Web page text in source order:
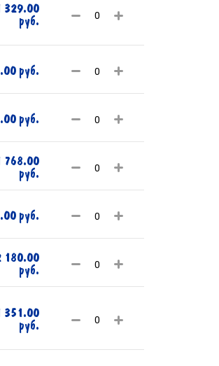
329.00
руб.
руб.
руб.
768.00
руб.
руб.
180.00
руб.
351.00
руб.